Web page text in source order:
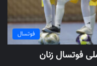
فوتسال
فوتسال زنان